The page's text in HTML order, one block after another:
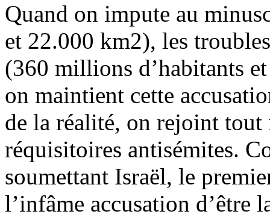
Quand on impute au
et 22.000 km2), les
(360 millions d’habitants
on maintient cette
de la réalité, on rejoint
réquisitoires antisémites.
soumettant Israël, le
l’infâme accusation d’être